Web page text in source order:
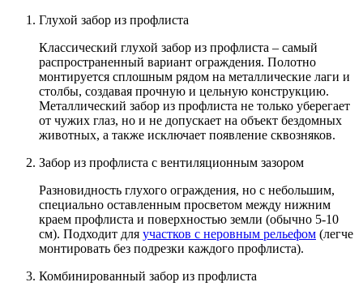
Глухой забор из профлиста
Классический глухой забор из профлиста – самый
распространенный вариант ограждения. Полотно
монтируется сплошным рядом на металлические лаги и
столбы, создавая прочную и цельную конструкцию.
Металлический забор из профлиста не только уберегает
от чужих глаз, но и не допускает на объект бездомных
животных, а также исключает появление сквозняков.
Забор из профлиста с вентиляционным зазором
Разновидность глухого ограждения, но с небольшим,
специально оставленным просветом между нижним
краем профлиста и поверхностью земли (обычно 5-10
см). Подходит для участков с неровным рельефом (легче
монтировать без подрезки каждого профлиста).
Комбинированный забор из профлиста